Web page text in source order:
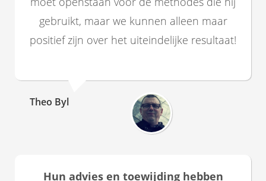
gebruikt, maar we kunnen alleen maar
positief zijn over het uiteindelijke resultaat!
Theo Byl
Hun advies en toewijding hebben